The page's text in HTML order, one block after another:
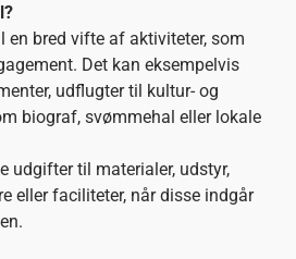
en bred vifte af aktiviteter, som
Det kan eksempelvis
udflugter til kultur- og
biograf, svømmehal eller lokale
udgifter til materialer, udstyr,
eller faciliteter, når disse indgår